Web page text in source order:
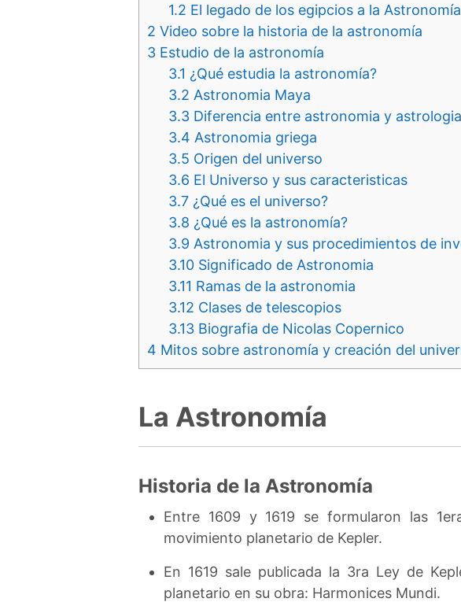
1.2 El legado de los egipcios a la Astronomía
2 Video sobre la historia de la astronomía
3 Estudio de la astronomía
3.1 ¿Qué estudia la astronomía?
3.2 Astronomia Maya
3.3 Diferencia entre astronomia y astrologia
3.4 Astronomia griega
3.5 Origen del universo
3.6 El Universo y sus caracteristicas
3.7 ¿Qué es el universo?
3.8 ¿Qué es la astronomía?
3.9 Astronomia y sus procedimientos de
3.10 Significado de Astronomia
3.11 Ramas de la astronomia
3.12 Clases de telescopios
3.13 Biografia de Nicolas Copernico
4 Mitos sobre astronomía y creación del
La Astronomía
Historia de la Astronomía
Entre 1609 y 1619 se formularon las
movimiento planetario de Kepler.
En 1619 sale publicada la 3ra Ley de
planetario en su obra: Harmonices Mundi.